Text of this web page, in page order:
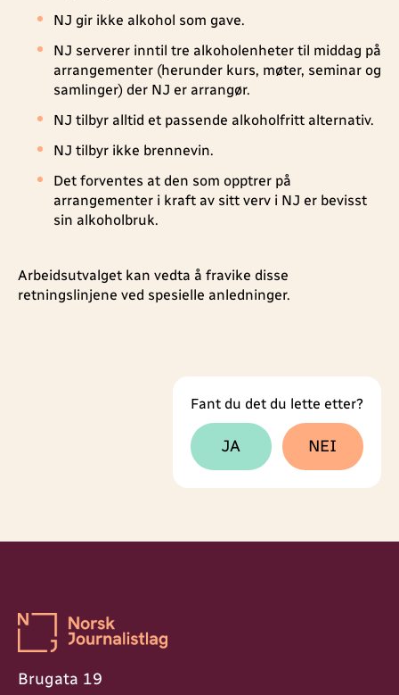
NJ gir ikke alkohol som gave.
NJ serverer inntil tre alkoholenheter til middag på
arrangementer (herunder kurs, møter, seminar og
samlinger) der NJ er arrangør.
NJ tilbyr alltid et passende alkoholfritt alternativ.
NJ tilbyr ikke brennevin.
Det forventes at den som opptrer på
arrangementer i kraft av sitt verv i NJ er bevisst
sin alkoholbruk.
Arbeidsutvalget kan vedta å fravike disse
retningslinjene ved spesielle anledninger.
Fant du det du lette etter?
Tilbakemeldingsskjema
JA NEI
Brugata 19